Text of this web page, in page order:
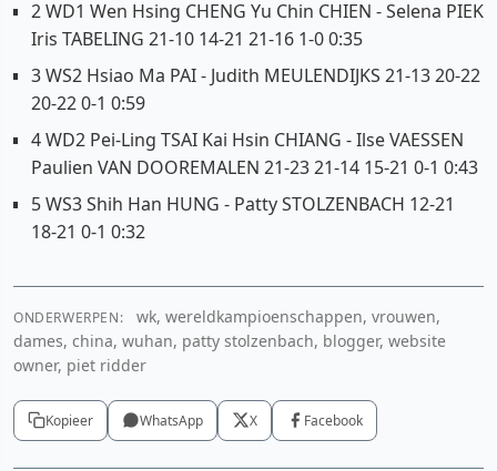
2 WD1 Wen Hsing CHENG Yu Chin CHIEN - Selena PIEK
Iris TABELING 21-10 14-21 21-16 1-0 0:35
3 WS2 Hsiao Ma PAI - Judith MEULENDIJKS 21-13 20-22
20-22 0-1 0:59
4 WD2 Pei-Ling TSAI Kai Hsin CHIANG - Ilse VAESSEN
Paulien VAN DOOREMALEN 21-23 21-14 15-21 0-1 0:43
5 WS3 Shih Han HUNG - Patty STOLZENBACH 12-21
18-21 0-1 0:32
ONDERWERPEN:
wk, wereldkampioenschappen, vrouwen,
dames, china, wuhan, patty stolzenbach, blogger, website
owner, piet ridder
Kopieer WhatsApp X Facebook